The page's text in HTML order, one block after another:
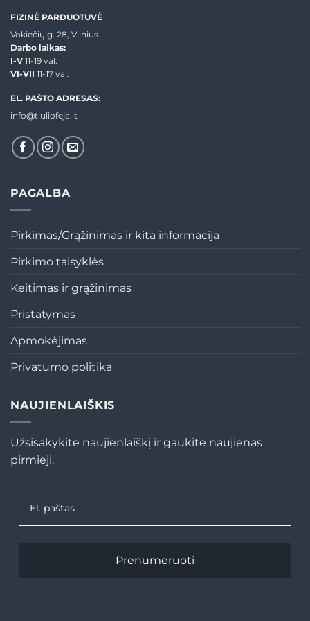
FIZINĖ PARDUOTUVĖ
Vokiečių g. 28, Vilnius
Darbo laikas:
I-V 11-19 val.
VI-VII 11-17 val.
EL. PAŠTO ADRESAS:
info@tiuliofeja.lt
PAGALBA
Pirkimas/Grąžinimas ir kita informacija
Pirkimo taisyklės
Keitimas ir grąžinimas
Pristatymas
Apmokėjimas
Privatumo politika
NAUJIENLAIŠKIS
Užsisakykite naujienlaiškį ir gaukite naujienas
pirmieji.
Prenumeruoti